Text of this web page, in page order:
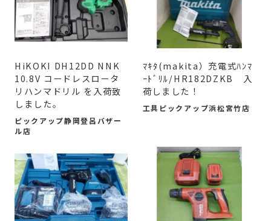
HiKOKI DH12DD NNK
10.8V コードレスロータ
リハンマドリル を入荷致
しました。
ピックアップ静岡登呂バザー
ル店
ﾏｷﾀ(makita）充電式ﾊﾝﾏ
ｰﾄﾞﾘﾙ/HR182DZKB 入
荷しました！
工具ピックアップ浜松宮竹店